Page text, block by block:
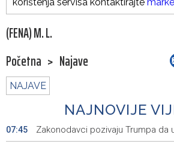
korištenja servisa kontaktirajte
(FENA) M. L.
Početna > Najave
NAJAVE
NAJNOVIJE
07:45 Zakonodavci pozivaju Trumpa da